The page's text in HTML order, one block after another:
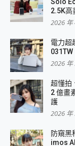
2.5K高
2026 年
電力超
2026 年
超懂拍
2 億畫
護
2026 年
防窺黑
imos